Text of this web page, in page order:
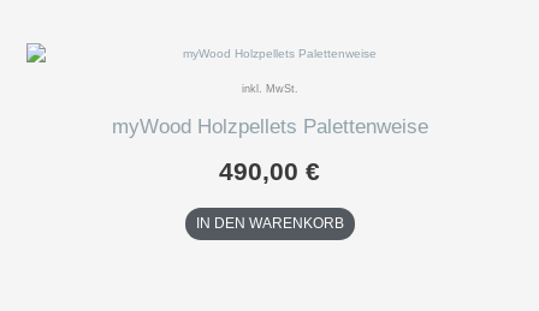
inkl. MwSt.
myWood Holzpellets Palettenweise
490,00 €
IN DEN WARENKORB